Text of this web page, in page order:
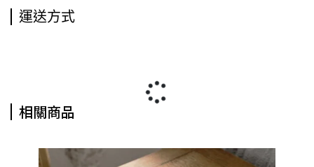
運送方式
相關商品